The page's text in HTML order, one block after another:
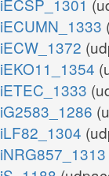
iECSP_1301
iECUMN_1333
iECW_1372
iEKO11_1354
iETEC_1333
iG2583_1286
iLF82_1304
iNRG857_1313